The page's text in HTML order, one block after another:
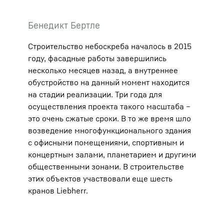
Бенедикт Бертле
Строительство небоскреба началось в 2015
году, фасадные работы завершились
несколько месяцев назад, а внутреннее
обустройство на данный момент находится
на стадии реализации. Три года для
осуществления проекта такого масштаба –
это очень сжатые сроки. В то же время шло
возведение многофункционального здания
с офисными помещениями, спортивным и
концертным залами, планетарием и другими
общественными зонами. В строительстве
этих объектов участвовали еще шесть
кранов Liebherr.